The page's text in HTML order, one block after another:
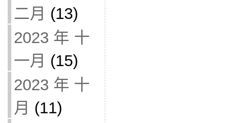
二月 (13)
2023 年 十
一月 (15)
2023 年 十
月 (11)